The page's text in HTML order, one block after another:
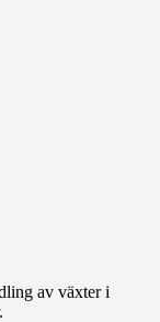
av växter i